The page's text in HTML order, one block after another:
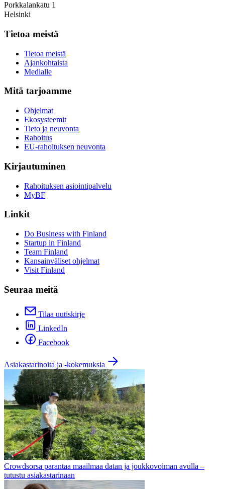
Porkkalankatu 1
Helsinki
Tietoa meistä
Tietoa meistä
Ajankohtaista
Medialle
Mitä tarjoamme
Ohjelmat
Ekosysteemit
Tieto ja neuvonta
Rahoitus
EU-rahoituksen neuvonta
Kirjautuminen
Rahoituksen asiointipalvelu
MyBF
Linkit
Do Business with Finland
Startup in Finland
Team Finland
Kansainväliset ohjelmat
Visit Finland
Seuraa meitä
Tilaa uutiskirje
LinkedIn
Facebook
Asiakastarinoita ja -kokemuksia
Crowdsorsa parantaa maailmaa datan ja joukkovoiman avulla –
tutustu asiakastarinaan